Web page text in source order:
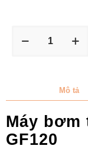
Mô tả
Máy bơm
GF120